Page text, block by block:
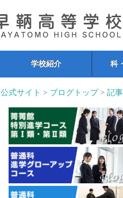
学校紹介 科
公式サイト > ブログトップ>記